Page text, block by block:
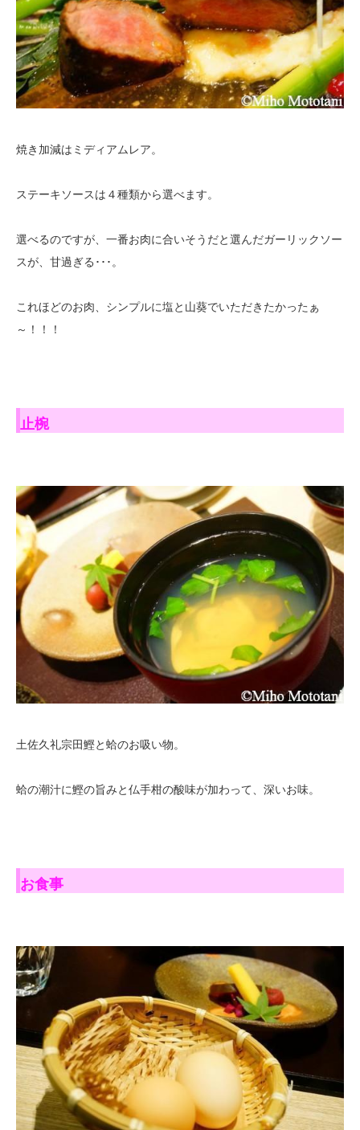
焼き加減はミディアムレア。
ステーキソースは４種類から選べます。
選べるのですが、一番お肉に合いそうだと選んだガーリックソー
スが、甘過ぎる･･･。
これほどのお肉、シンプルに塩と山葵でいただきたかったぁ
～！！！
止椀
土佐久礼宗田鰹と蛤のお吸い物。
蛤の潮汁に鰹の旨みと仏手柑の酸味が加わって、深いお味。
お食事